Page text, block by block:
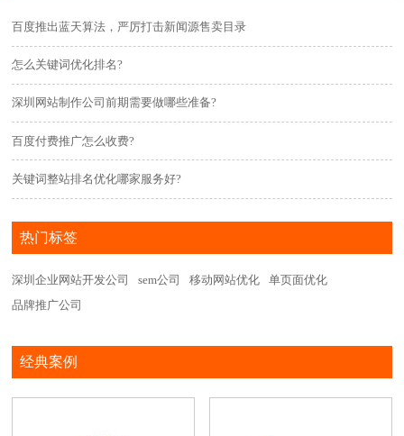
百度推出蓝天算法，严厉打击新闻源售卖目录
怎么关键词优化排名?
深圳网站制作公司前期需要做哪些准备?
百度付费推广怎么收费?
关键词整站排名优化哪家服务好?
热门标签
深圳企业网站开发公司 sem公司 移动网站优化
单页面优化
品牌推广公司
经典案例